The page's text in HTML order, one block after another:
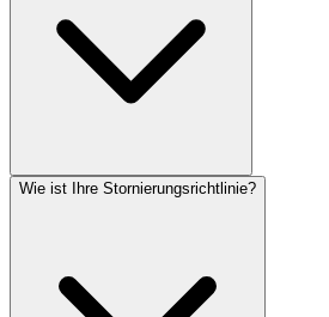
Wie ist Ihre Stornierungsrichtlinie?